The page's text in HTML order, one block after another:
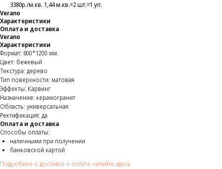
3380р./м.кв. 1,44 м.кв.=2 шт.=1 уп.
Verano
Характеристики
Оплата и доставка
Verano
Характеристики
Формат: 600*1200 мм.
Цвет: бежевый
Текстура: дерево
Тип поверхности: матовая
Эффекты: Карвинг
Назначение: керамогранит
Область: универсальная
Ректификация: да
Оплата и доставка
Способы оплаты:
наличными при получении
банковской картой
Подробнее о доставке и оплате читайте здесь